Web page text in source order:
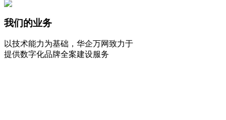
我们的业务
以技术能力为基础，华企万网致力于
提供数字化品牌全案建设服务